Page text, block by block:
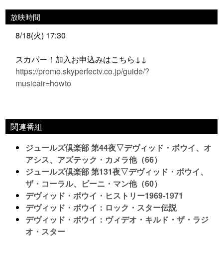
放映時間
8/18(火) 17:30
スカパー！加入お申込みはこちら↓↓
https://promo.skyperfectv.co.jp/guide/?
musicair=howto
関連番組
ジュールズ倶楽部 第44夜▽デヴィッド・ボウイ、オ
アシス、アズテック・カメラ他（66）
ジュールズ倶楽部 第131夜▽デヴィッド・ボウイ、
ザ・コーラル、ビーニ・マン他（60）
デヴィッド・ボウイ・ヒストリー1969-1971
デヴィッド・ボウイ：ロック・スター伝説
デヴィッド・ボウイ：ヴィデオ・キルド・ザ・ラジ
オ・スター